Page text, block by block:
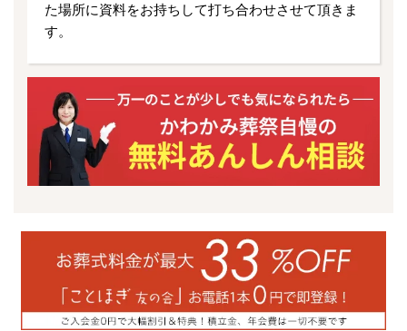
た場所に資料をお持ちして打ち合わせさせて頂きま
す。